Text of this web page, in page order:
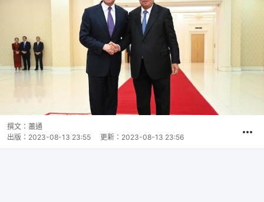
撰文： 蕭通
出版： 2023-08-13 23:55 更新： 2023-08-13 23:56